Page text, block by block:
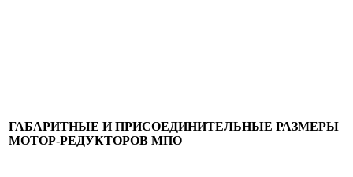
ГАБАРИТНЫЕ И ПРИСОЕДИНИТЕЛЬНЫЕ РАЗМЕРЫ
МОТОР-РЕДУКТОРОВ МПО